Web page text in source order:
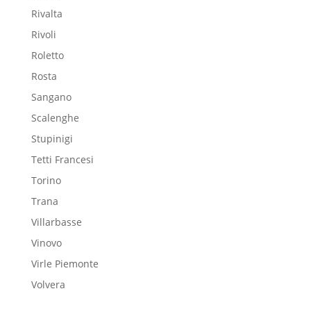
Rivalta
Rivoli
Roletto
Rosta
Sangano
Scalenghe
Stupinigi
Tetti Francesi
Torino
Trana
Villarbasse
Vinovo
Virle Piemonte
Volvera